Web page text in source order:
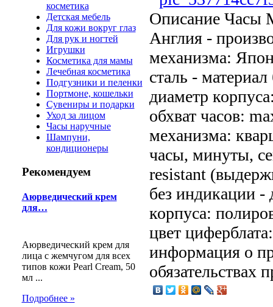
косметика
Детская мебель
Для кожи вокруг глаз
Для рук и ногтей
Игрушки
Косметика для мамы
Лечебная косметика
Подгузники и пеленки
Портмоне, кошельки
Сувениры и подарки
Уход за лицом
Часы наручные
Шампуни,
кондиционеры
Рекомендуем
Аюрведический крем
для…
Аюрведический крем для
лица с жемчугом для всех
типов кожи Pearl Cream, 50
мл ...
Подробнее »
ОписаниеЧасы
Англия -
механизма:
сталь -
диаметр
обхват часов:
механизма:
часы, минуты,
resistant
без индикации -
корпуса:
цвет
информация о
обязательствах